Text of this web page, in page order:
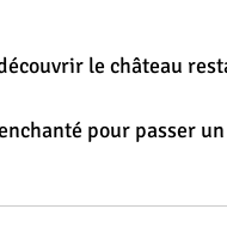
le château
pour passer